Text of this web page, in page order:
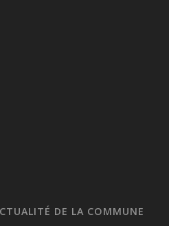
DE LA COMMUNE